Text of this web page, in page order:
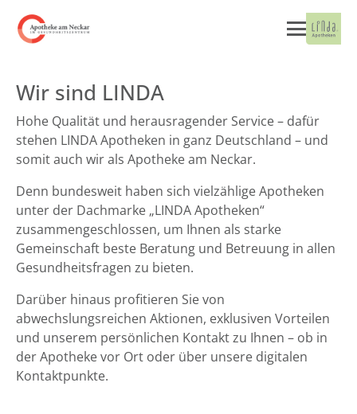
Wir sind LINDA
Hohe Qualität und herausragender Service – dafür
stehen LINDA Apotheken in ganz Deutschland – und
somit auch wir als Apotheke am Neckar.
Denn bundesweit haben sich vielzählige Apotheken
unter der Dachmarke „LINDA Apotheken“
zusammengeschlossen, um Ihnen als starke
Gemeinschaft beste Beratung und Betreuung in allen
Gesundheitsfragen zu bieten.
Darüber hinaus profitieren Sie von
abwechslungsreichen Aktionen, exklusiven Vorteilen
und unserem persönlichen Kontakt zu Ihnen – ob in
der Apotheke vor Ort oder über unsere digitalen
Kontaktpunkte.